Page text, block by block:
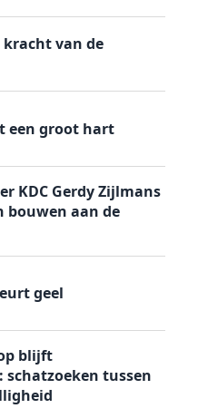
van de
een groot hart
KDC Gerdy Zijlmans
bouwen aan de
geel
blijft
tussen